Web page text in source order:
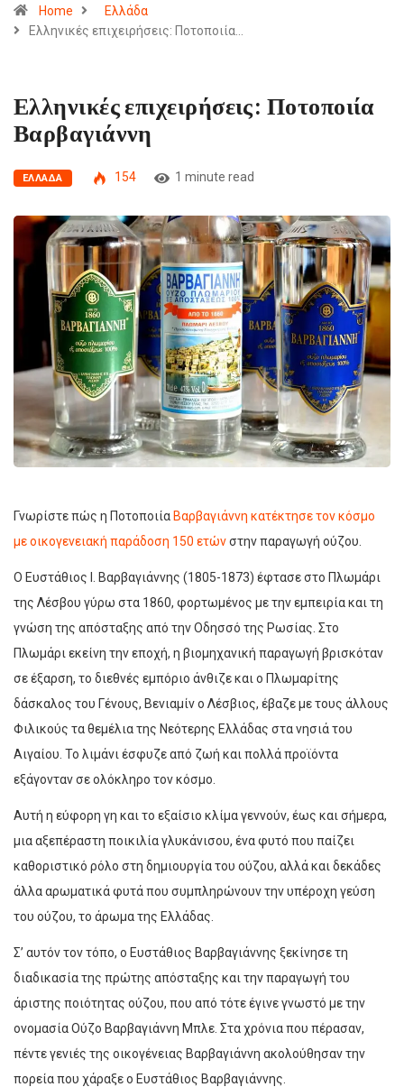
Home
Ελλάδα
Ελληνικές επιχειρήσεις: Ποτοποιία…
Ελληνικές επιχειρήσεις: Ποτοποιία
Βαρβαγιάννη
ΕΛΛΆΔΑ 154 1 minute read
Γνωρίστε πώς η Ποτοποιία Βαρβαγιάννη κατέκτησε τον κόσμο
με οικογενειακή παράδοση 150 ετώνστην παραγωγή ούζου.
Ο Ευστάθιος Ι. Βαρβαγιάννης (1805-1873) έφτασε στο Πλωμάρι
της Λέσβου γύρω στα 1860, φορτωμένος με την εμπειρία και τη
γνώση της απόσταξης από την Οδησσό της Ρωσίας. Στο
Πλωμάρι εκείνη την εποχή, η βιομηχανική παραγωγή βρισκόταν
σε έξαρση, το διεθνές εμπόριο άνθιζε και ο Πλωμαρίτης
δάσκαλος του Γένους, Βενιαμίν ο Λέσβιος, έβαζε με τους άλλους
Φιλικούς τα θεμέλια της Νεότερης Ελλάδας στα νησιά του
Αιγαίου. Το λιμάνι έσφυζε από ζωή και πολλά προϊόντα
εξάγονταν σε ολόκληρο τον κόσμο.
Αυτή η εύφορη γη και το εξαίσιο κλίμα γεννούν, έως και σήμερα,
μια αξεπέραστη ποικιλία γλυκάνισου, ένα φυτό που παίζει
καθοριστικό ρόλο στη δημιουργία του ούζου, αλλά και δεκάδες
άλλα αρωματικά φυτά που συμπληρώνουν την υπέροχη γεύση
του ούζου, το άρωμα της Ελλάδας.
Σ’ αυτόν τον τόπο, ο Ευστάθιος Βαρβαγιάννης ξεκίνησε τη
διαδικασία της πρώτης απόσταξης και την παραγωγή του
άριστης ποιότητας ούζου, που από τότε έγινε γνωστό με την
ονομασία Ούζο Βαρβαγιάννη Μπλε. Στα χρόνια που πέρασαν,
πέντε γενιές της οικογένειας Βαρβαγιάννη ακολούθησαν την
πορεία που χάραξε ο Ευστάθιος Βαρβαγιάννης.